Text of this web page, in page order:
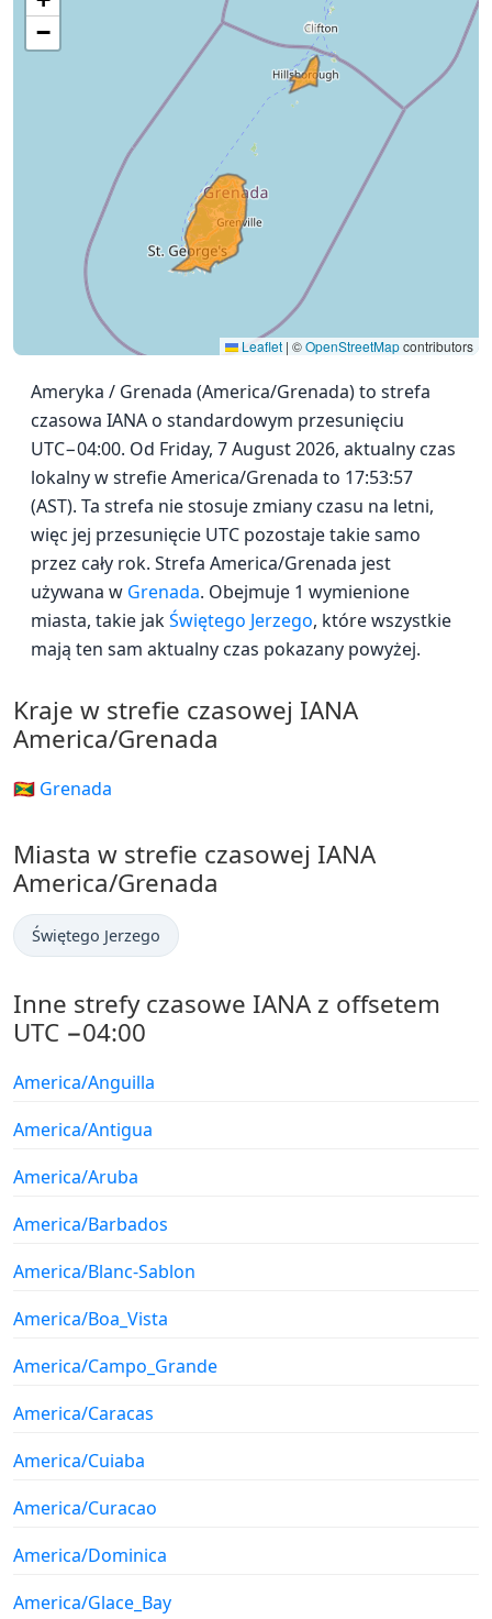
−
Leaflet | ©OpenStreetMapcontributors
Ameryka / Grenada (America/Grenada) to strefa
czasowa IANA o standardowym przesunięciu
UTC−04:00. Od Friday, 7 August 2026, aktualny czas
lokalny w strefie America/Grenada to 17:53:57
(AST). Ta strefa nie stosuje zmiany czasu na letni,
więc jej przesunięcie UTC pozostaje takie samo
przez cały rok. Strefa America/Grenada jest
używana w Grenada. Obejmuje 1 wymienione
miasta, takie jakŚwiętego Jerzego, które wszystkie
mają ten sam aktualny czas pokazany powyżej.
Kraje w strefie czasowej IANA
America/Grenada
🇬🇩 Grenada
Miasta w strefie czasowej IANA
America/Grenada
Świętego Jerzego
Inne strefy czasowe IANA z offsetem
UTC −04:00
America/Anguilla
America/Antigua
America/Aruba
America/Barbados
America/Blanc-Sablon
America/Boa_Vista
America/Campo_Grande
America/Caracas
America/Cuiaba
America/Curacao
America/Dominica
America/Glace_Bay